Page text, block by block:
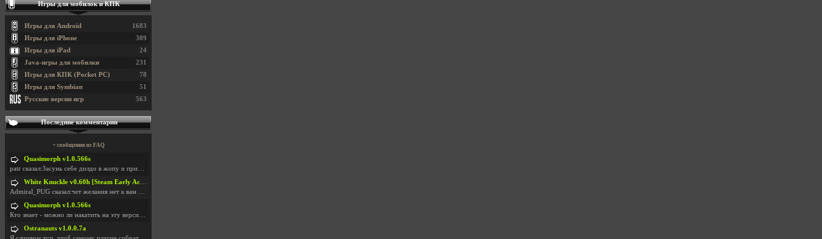
Игры для мобилок и КПК
1683
Игры для Android
309
Игры для iPhone
24
Игры для iPad
231
Java-игры для мобилки
78
Игры для КПК (Pocket PC)
51
Игры для Symbian
563
Русские версии игр
Последние комментарии
+ сообщения из FAQ
Quasimorph v1.0.566s
patr сказал:Засунь себе дилдо в жопу и пришли фотк
White Knuckle v0.60h [Steam Early Access]
Admiral_PUG сказал:чет желания нет к вам сюда захо
Quasimorph v1.0.566s
Кто знает - можно ли накатить на эту версию моды?
Ostranauts v1.0.0.7a